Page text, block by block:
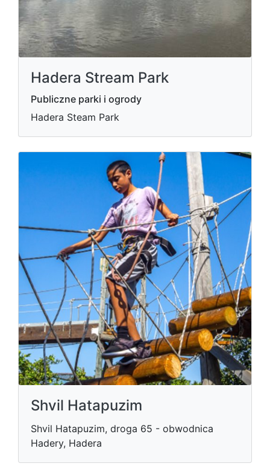
Hadera Stream Park
Publiczne parki i ogrody
Hadera Steam Park
Shvil Hatapuzim
Shvil Hatapuzim, droga 65 - obwodnica
Hadery, Hadera